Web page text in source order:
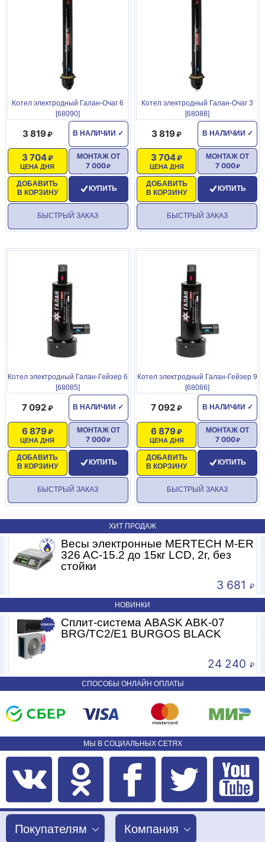
Котел электродный Галан-Очаг 6
[68090]
В НАЛИЧИИ ✓
3 819
ЦЕНА ДНЯ
3 704
ДОБАВИТЬ
В КОРЗИНУ
МОНТАЖ ОТ
7 000
КУПИТЬ
БЫСТРЫЙ ЗАКАЗ
Котел электродный Галан-Очаг 3
[68088]
В НАЛИЧИИ ✓
3 819
ЦЕНА ДНЯ
3 704
ДОБАВИТЬ
В КОРЗИНУ
МОНТАЖ ОТ
7 000
КУПИТЬ
БЫСТРЫЙ ЗАКАЗ
Котел электродный Галан-Гейзер 6
[68085]
В НАЛИЧИИ ✓
7 092
ЦЕНА ДНЯ
6 879
ДОБАВИТЬ
В КОРЗИНУ
МОНТАЖ ОТ
7 000
КУПИТЬ
БЫСТРЫЙ ЗАКАЗ
Котел электродный Галан-Гейзер 9
[68086]
В НАЛИЧИИ ✓
7 092
ЦЕНА ДНЯ
6 879
ДОБАВИТЬ
В КОРЗИНУ
МОНТАЖ ОТ
7 000
КУПИТЬ
БЫСТРЫЙ ЗАКАЗ
ХИТ ПРОДАЖ
Весы электронные MERTECH M-ER
326 AC-15.2 до 15кг LCD, 2г, без
стойки
3 681
НОВИНКИ
Сплит-система ABASK ABK-07
BRG/TC2/E1 BURGOS BLACK
24 240
СПОСОБЫ ОНЛАЙН ОПЛАТЫ
МЫ В СОЦИАЛЬНЫХ СЕТЯХ
Покупателям Компания